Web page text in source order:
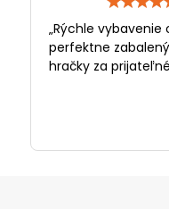
„Rýchle vybavenie
perfektne
hračky za